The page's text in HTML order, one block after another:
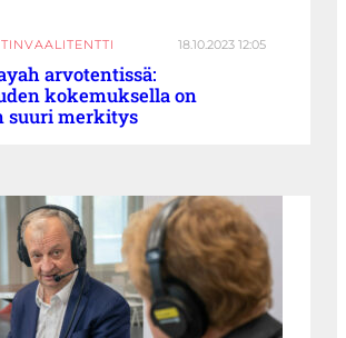
18.10.2023 12:05
arvotentissä:
kokemuksella on
suuri merkitys